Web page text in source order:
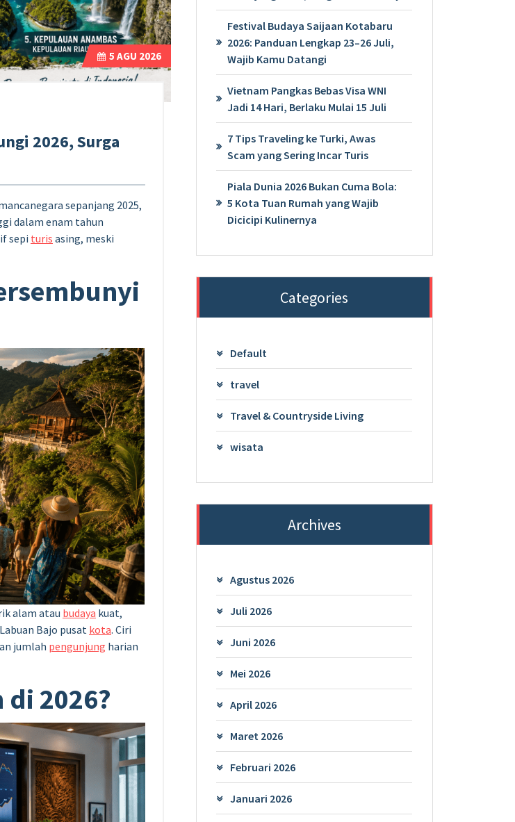
5 AGU 2026
2026, Surga
sepanjang 2025,
dalam enam tahun
sepi turis asing, meski
alam atau budaya kuat,
Bajo pusat kota. Ciri
jumlah pengunjung harian
2026?
Festival Budaya Saijaan Kotabaru
2026: Panduan Lengkap 23–26 Juli,
Wajib Kamu Datangi
Vietnam Pangkas Bebas Visa WNI
Jadi 14 Hari, Berlaku Mulai 15 Juli
7 Tips Traveling ke Turki, Awas
Scam yang Sering Incar Turis
Piala Dunia 2026 Bukan Cuma Bola:
5 Kota Tuan Rumah yang Wajib
Dicicipi Kulinernya
Categories
Default
travel
Travel & Countryside Living
wisata
Archives
Agustus 2026
Juli 2026
Juni 2026
Mei 2026
April 2026
Maret 2026
Februari 2026
Januari 2026